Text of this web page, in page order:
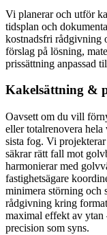
Vi planerar och utför
tidsplan och
kostnadsfri rådgivning
förslag på lösning,
prissättning anpassad
Kakelsättning &
Oavsett om du vill
eller totalrenovera
sista fog. Vi
säkrar rätt fall mot
harmonierar med
fastighetsägare
minimera störning och
rådgivning kring
maximal effekt av ytan
precision som syns.